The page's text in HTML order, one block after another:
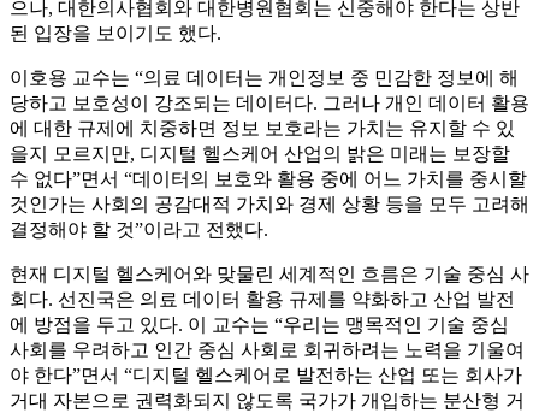
으나, 대한의사협회와 대한병원협회는 신중해야 한다는 상반
된 입장을 보이기도 했다.
이호용 교수는 “의료 데이터는 개인정보 중 민감한 정보에 해
당하고 보호성이 강조되는 데이터다. 그러나 개인 데이터 활용
에 대한 규제에 치중하면 정보 보호라는 가치는 유지할 수 있
을지 모르지만, 디지털 헬스케어 산업의 밝은 미래는 보장할
수 없다”면서 “데이터의 보호와 활용 중에 어느 가치를 중시할
것인가는 사회의 공감대적 가치와 경제 상황 등을 모두 고려해
결정해야 할 것”이라고 전했다.
현재 디지털 헬스케어와 맞물린 세계적인 흐름은 기술 중심 사
회다. 선진국은 의료 데이터 활용 규제를 약화하고 산업 발전
에 방점을 두고 있다. 이 교수는 “우리는 맹목적인 기술 중심
사회를 우려하고 인간 중심 사회로 회귀하려는 노력을 기울여
야 한다”면서 “디지털 헬스케어로 발전하는 산업 또는 회사가
거대 자본으로 권력화되지 않도록 국가가 개입하는 분산형 거